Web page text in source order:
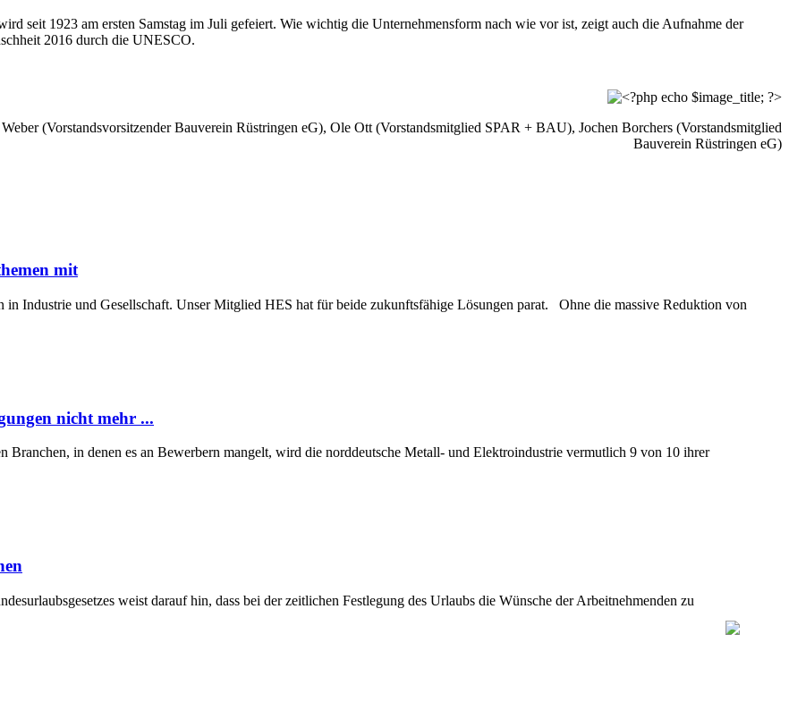
seit 1923 am ersten Samstag im Juli gefeiert. Wie wichtig die Unternehmensform nach wie vor ist, zeigt auch die Aufnahme der
2016 durch die UNESCO.
(Vorstandsvorsitzender Bauverein Rüstringen eG), Ole Ott (Vorstandsmitglied SPAR + BAU), Jochen Borchers (Vorstandsmitglied
Bauverein Rüstringen eG)
mit
Industrie und Gesellschaft. Unser Mitglied HES hat für beide zukunftsfähige Lösungen parat. Ohne die massive Reduktion von
nicht mehr ...
in denen es an Bewerbern mangelt, wird die norddeutsche Metall- und Elektroindustrie vermutlich 9 von 10 ihrer
weist darauf hin, dass bei der zeitlichen Festlegung des Urlaubs die Wünsche der Arbeitnehmenden zu